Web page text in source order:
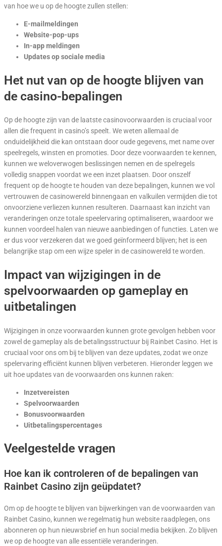
van hoe we u op de hoogte zullen stellen:
E-mailmeldingen
Website-pop-ups
In-app meldingen
Updates op sociale media
Het nut van op de hoogte blijven van
de casino-bepalingen
Op de hoogte zijn van de laatste casinovoorwaarden is cruciaal voor
allen die frequent in casino’s speelt. We weten allemaal de
onduidelijkheid die kan ontstaan door oude gegevens, met name over
speelregels, winsten en promoties. Door deze voorwaarden te kennen,
kunnen we weloverwogen beslissingen nemen en de spelregels
volledig snappen voordat we een inzet plaatsen. Door onszelf
frequent op de hoogte te houden van deze bepalingen, kunnen we vol
vertrouwen de casinowereld binnengaan en valkuilen vermijden die tot
onvoorziene verliezen kunnen resulteren. Daarnaast kan inzicht van
veranderingen onze totale speelervaring optimaliseren, waardoor we
kunnen voordeel halen van nieuwe aanbiedingen of functies. Laten we
er dus voor verzekeren dat we goed geïnformeerd blijven; het is een
belangrijke stap om een wijze speler in de casinowereld te worden.
Impact van wijzigingen in de
spelvoorwaarden op gameplay en
uitbetalingen
Wijzigingen in onze voorwaarden kunnen grote gevolgen hebben voor
zowel de gameplay als de betalingsstructuur bij Rainbet Casino. Het is
cruciaal voor ons om bij te blijven van deze updates, zodat we onze
spelervaring efficiënt kunnen blijven verbeteren. Hieronder leggen we
uit hoe updates van de voorwaarden ons kunnen raken:
Inzetvereisten
Spelvoorwaarden
Bonusvoorwaarden
Uitbetalingspercentages
Veelgestelde vragen
Hoe kan ik controleren of de bepalingen van
Rainbet Casino zijn geüpdatet?
Om op de hoogte te blijven van bijwerkingen van de voorwaarden van
Rainbet Casino, kunnen we regelmatig hun website raadplegen, ons
abonneren op hun nieuwsbrief en hun social media bekijken. Zo blijven
we op de hoogte van alle essentiële veranderingen.